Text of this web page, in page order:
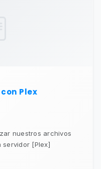
Plex
nuestros archivos
servidor [Plex]